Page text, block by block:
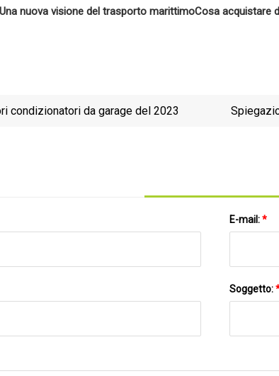
Una nuova visione del trasporto marittimoCosa acquistare
condizionatori da garage del 2023
E-mail:*
Soggetto: